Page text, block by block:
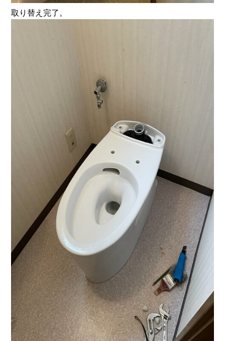
取り替え完了。